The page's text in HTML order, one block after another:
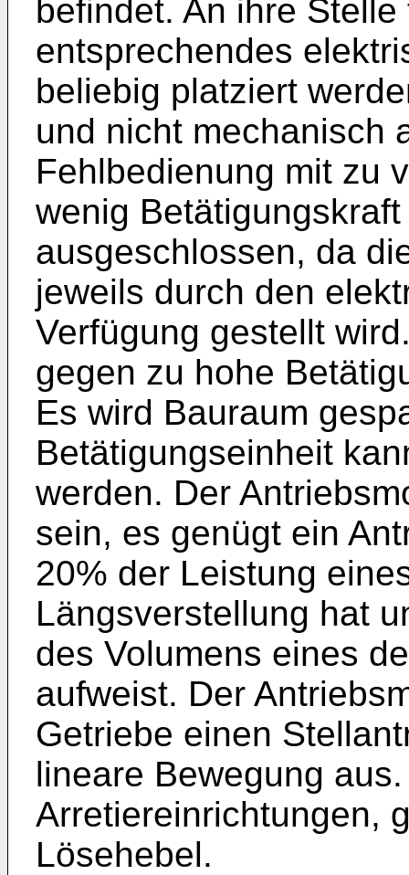
befindet. An ihre
entsprechendes
beliebig platziert
und nicht mechanisch
Fehlbedienung mit zu
wenig
ausgeschlossen, da
jeweils durch den
Verfügung gestellt
gegen zu hohe
Es wird Bauraum
Betätigungseinheit
werden. Der
sein, es genügt ein
20% der Leistung
Längsverstellung hat
des Volumens eines
aufweist. Der
Getriebe einen
lineare Bewegung
Arretiereinrichtungen,
Lösehebel.